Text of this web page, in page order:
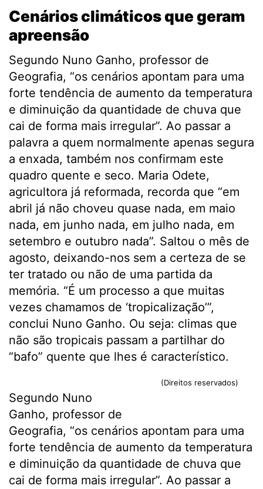
Cenários climáticos que geram
apreensão
Segundo Nuno Ganho, professor de
Geografia, “os cenários apontam para uma
forte tendência de aumento da temperatura
e diminuição da quantidade de chuva que
cai de forma mais irregular”. Ao passar a
palavra a quem normalmente apenas segura
a enxada, também nos confirmam este
quadro quente e seco. Maria Odete,
agricultora já reformada, recorda que “em
abril já não choveu quase nada, em maio
nada, em junho nada, em julho nada, em
setembro e outubro nada”. Saltou o mês de
agosto, deixando-nos sem a certeza de se
ter tratado ou não de uma partida da
memória. “É um processo a que muitas
vezes chamamos de ‘tropicalização’”,
conclui Nuno Ganho. Ou seja: climas que
não são tropicais passam a partilhar do
“bafo” quente que lhes é característico.
(Direitos reservados)
Segundo Nuno
Ganho, professor de
Geografia, “os cenários apontam para uma
forte tendência de aumento da temperatura
e diminuição da quantidade de chuva que
cai de forma mais irregular”. Ao passar a